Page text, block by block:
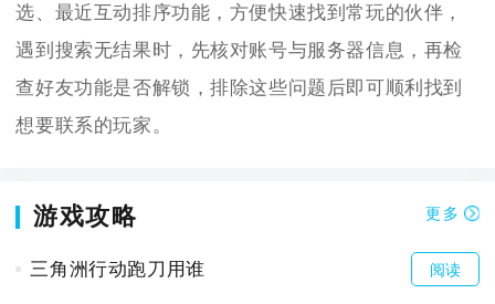
选、最近互动排序功能，方便快速找到常玩的伙伴，
遇到搜索无结果时，先核对账号与服务器信息，再检
查好友功能是否解锁，排除这些问题后即可顺利找到
想要联系的玩家。
游戏攻略 更多
三角洲行动跑刀用谁 阅读